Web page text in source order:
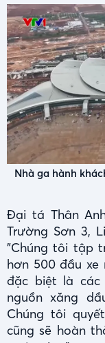
Nhà ga hành
Đại tá Thân
Trường Sơn 3,
"Chúng tôi tập
hơn 500 đầu xe
đặc biệt là
nguồn xăng
Chúng tôi
cũng sẽ hoàn